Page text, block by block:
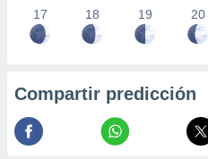
17 18 19 20
Compartir predicción